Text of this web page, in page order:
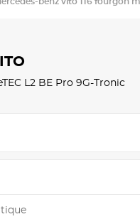
L2 BE Pro 9G-Tronic